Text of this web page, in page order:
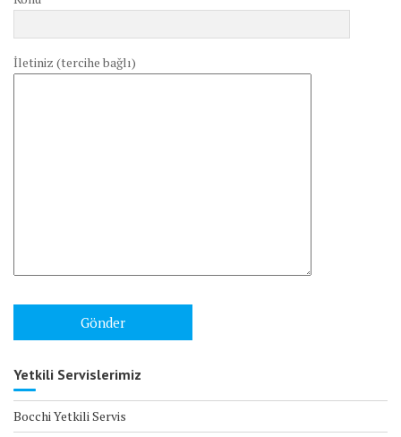
İletiniz (tercihe bağlı)
Yetkili Servislerimiz
Bocchi Yetkili Servis